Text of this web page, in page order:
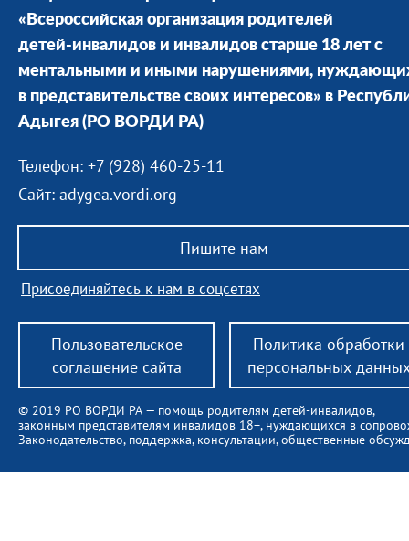
«Всероссийская организация родителей
детей-инвалидов и инвалидов старше 18 лет с
ментальными и иными нарушениями,
в представительстве своих интересов» в
Адыгея (РО ВОРДИ РА)
Телефон: +7 (928) 460-25-11
Сайт: adygea.vordi.org
Пишите нам
© 2019 РО ВОРДИ РА — помощь родителям детей-инвалидов,
законным представителям инвалидов 18+, нуждающихся в
Законодательство, поддержка, консультации, общественные
Присоединяйтесь к нам в соцсетях
Пользовательское
соглашение сайта
Политика обработки
персональных